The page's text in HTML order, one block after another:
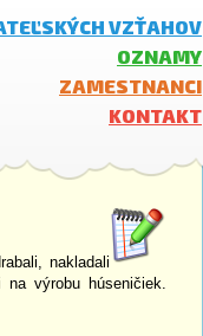
VZŤAHOV
OZNAMY
ZAMESTNANCI
KONTAKT
nakladali
výrobu húseničiek.